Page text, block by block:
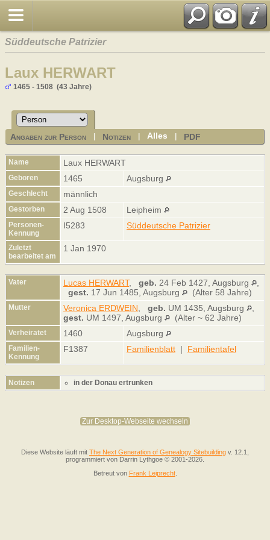
Süddeutsche Patrizier
Laux HERWART
1465 - 1508 (43 Jahre)
Angaben zur Person Notizen |Alles PDF
Name Laux HERWART
Geboren 1465 Augsburg
Geschlecht männlich
Gestorben 2 Aug 1508 Leipheim
Personen-
Kennung
I5283 Süddeutsche Patrizier
Zuletzt
bearbeitet am
1 Jan 1970
Vater Lucas HERWART, geb. 24 Feb 1427, Augsburg
gest. 17 Jun 1485, Augsburg (Alter 58 Jahre)
Mutter Veronica ERDWEIN geb. UM 1435, Augsburg
gest. UM 1497, Augsburg (Alter ~ 62 Jahre)
Verheiratet 1460 Augsburg
Familien-
Kennung
F1387 Familienblatt | Familientafel
Notizen in der Donau ertrunken
Zur Desktop-Webseite wechseln
Diese Website läuft mit The Next Generation of Genealogy Sitebuilding v. 12.1,
programmiert von Darrin Lythgoe © 2001-2026.
Betreut von Frank Leiprecht.